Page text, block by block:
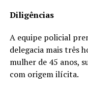
Diligências
A equipe policial
delegacia mais três
mulher de 45 anos,
com origem ilícita.